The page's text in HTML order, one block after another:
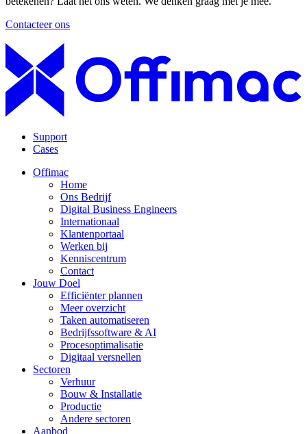
Contacteer ons
Support
Cases
Offimac
Home
Ons Bedrijf
Digital Business Engineers
Internationaal
Klantenportaal
Werken bij
Kenniscentrum
Contact
Jouw Doel
Efficiënter plannen
Meer overzicht
Taken automatiseren
Bedrijfssoftware & AI
Procesoptimalisatie
Digitaal versnellen
Sectoren
Verhuur
Bouw & Installatie
Productie
Andere sectoren
Aanbod